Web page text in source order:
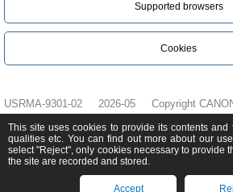
Supported browsers
Cookies
USRMA-9301-02 2026-05 Copyright
This site uses cookies to provide its contents
qualities etc. You can find out more about our
select "Reject", only cookies necessary to provide
the site are recorded and stored.
Accept